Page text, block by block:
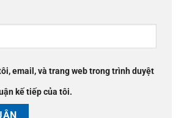
email, và trang web trong trình duyệt
kế tiếp của tôi.